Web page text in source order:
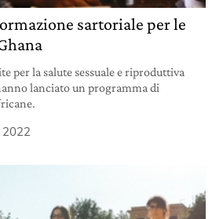
sartoriale per le
per la salute sessuale e riproduttiva
lanciato un programma di
2022